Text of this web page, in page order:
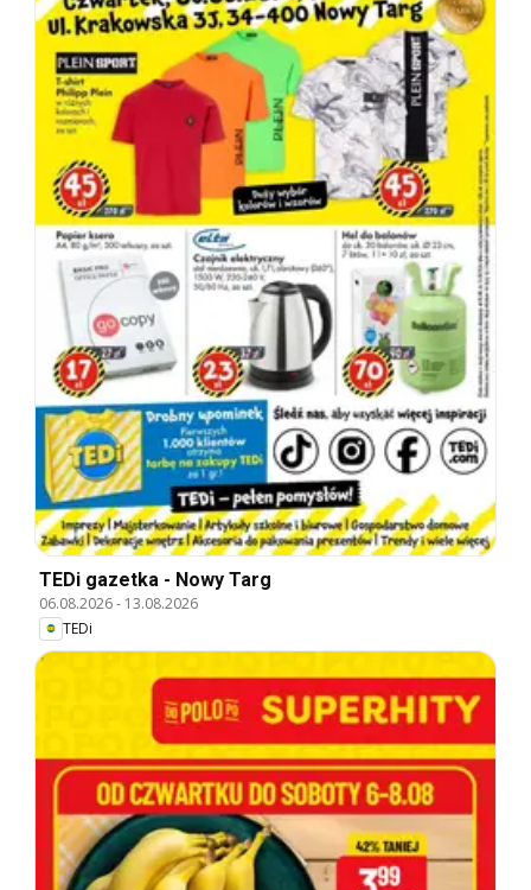
TEDi gazetka - Nowy Targ
06.08.2026- 13.08.2026
TEDi